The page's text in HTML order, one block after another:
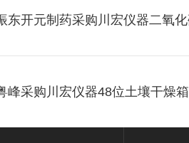
东开元制药采购川宏仪器二氧
峰采购川宏仪器48位土壤干燥箱